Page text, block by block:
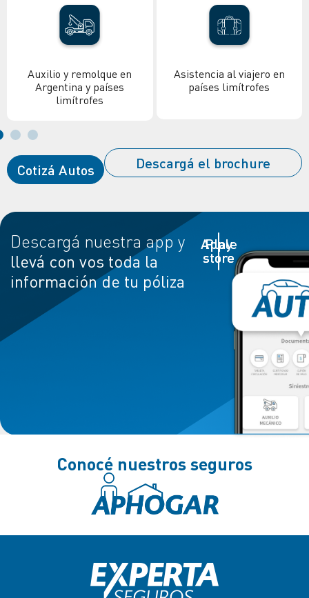
Asistencia al viajero en
países limítrofes
Asistencia
legal
Cotizá Autos Descargá el brochure
Descargá nuestra app y
llevá con vos toda la
información de tu póliza
Apple
store
Play
store
Conocé nuestros seguros